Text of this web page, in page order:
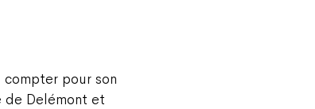
compter pour son
de Delémont et